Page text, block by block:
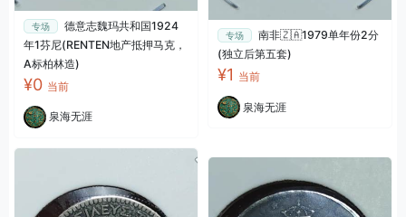
专场
德意志魏玛共和国1924
年1芬尼(RENTEN地产抵押马克，
A标柏林造)
¥0 当前
泉海无涯
专场
南非🇿🇦1979单年份2分
(独立后第五套)
¥1 当前
泉海无涯